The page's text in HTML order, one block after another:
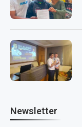
Newsletter